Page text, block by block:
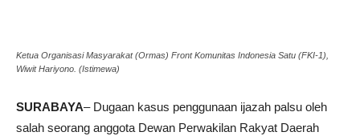
Ketua Organisasi Masyarakat (Ormas) Front Komunitas Indonesia Satu (FKI-1),
Wiwit Hariyono. (Istimewa)
SURABAYA– Dugaan kasus penggunaan ijazah palsu oleh
salah seorang anggota Dewan Perwakilan Rakyat Daerah